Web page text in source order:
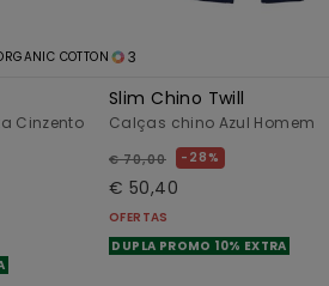
COTTON
Cinzento
3
Slim Chino Twill
Calças chino Azul Homem
€ 70,00 28%
€ 50,40
OFERTAS
DUPLA PROMO 10% EXTRA